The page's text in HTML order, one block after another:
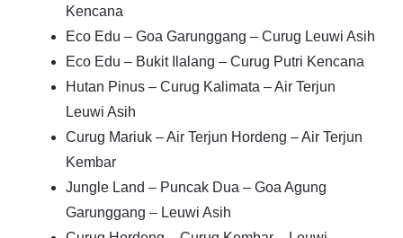
Kencana
Eco Edu – Goa Garunggang – Curug Leuwi Asih
Eco Edu – Bukit Ilalang – Curug Putri Kencana
Hutan Pinus – Curug Kalimata – Air Terjun
Leuwi Asih
Curug Mariuk – Air Terjun Hordeng – Air Terjun
Kembar
Jungle Land – Puncak Dua – Goa Agung
Garunggang – Leuwi Asih